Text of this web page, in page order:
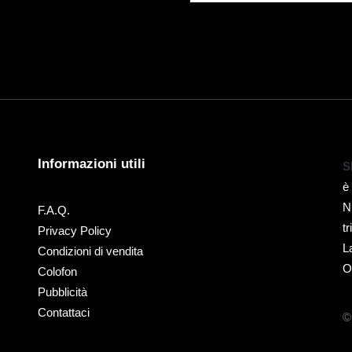
Informazioni utili
F.A.Q.
Privacy Policy
Condizioni di vendita
Colofon
Pubblicità
Contattaci
è
©